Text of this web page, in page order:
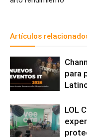
Artículos
para
LOL